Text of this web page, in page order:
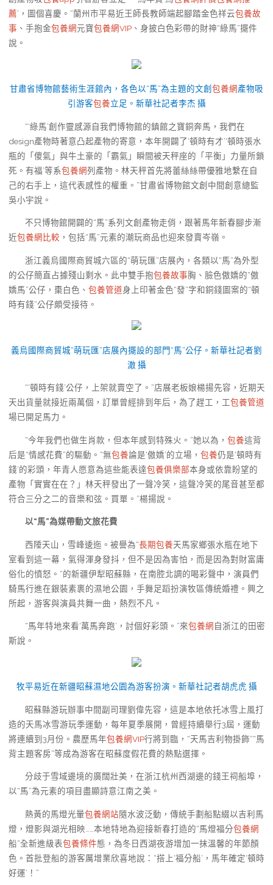
薦’，圖個喜慶。”蘭州市平易近王師長教師端起腳踏金色祥云包養故
事 、手抱金包養網元寶包養網VIP、身披白色彩帶的財神“綠馬”擺件
說。
甘肅省博物館藝術生涯館內，各色以“馬”為主題的文創 包養網產物吸
引游客包養立足。新華社記者李杰 攝
“‘綠馬’創作靈感源自我們博物館的鎮館之寶銅奔馬，我們在
design產物時著意凸起產物的寄意，本年開闢了‘頓時有才’‘頓時張水
瓶的「傻氣」與牛土豪的「霸氣」瞬間被天秤座的「平衡」力量所鎖
死。有福’等系包養網列產物。林天秤首先將蕾絲絲帶優雅地繫在自
己的右手上，這代表感性的權重。”甘肅省博物館文創中間創意總監
吳小宇說。
不只博物館開闢的“馬”系列文創產物走俏，跟著馬年新春腳步漸
近包養網比較 ，包括“馬”元素的潮玩商品也迎來發賣岑嶺。
浙江義烏國際商貿城六區的“萌玩匯”店展內，各類以“馬”為外型
的公仔簡直占據殘山剩水。此中雙手抱包養故事胸、臉色傲嬌的“傲
嬌馬”公仔，棗白色、 包養管道身上印著金色“發”字和銅錢圖案的“頓
時有錢”公仔頗受接待。
義烏國際商貿城“萌玩匯”店展內擺設的部門“馬”公仔。新華社記者劉
澈 攝
“‘頓時有錢’公仔，上架就賣空了。”店展老板娘楊揚先容，近期天
天出貨量就接近兩萬個，訂單曾經排到年后，為了趕工，工包養管道
場已開足馬力。
“今年我們也做生肖款，但本年感到特殊火。”她以為， 包養這背
后是“情感花費”的驅動。“無包養論是‘傲嬌’的立場， 包養仍是‘頓時有
錢’的彩頭，年青人愿意為這些能表達包養俱樂部本身或依靠盼望的
產物「實實在在？」林天秤發出了一聲冷笑，這聲冷笑的尾音甚至都
符合三分之二的音樂和弦。買單。”楊揚說。
以“馬”為媒帶動文旅花費
西陲天山，雪峰逶迤。被譽為“長期包養天馬家鄉張水瓶在地下
室看到這一幕，氣得渾身發抖，但不是因為害怕，而是因為對財富庸
俗化的憤怒。”的新疆伊犁昭蘇縣，在南腔北調的喝彩聲中，演員們
騎馬行進在銀裝素裹的濕地公園，手舞足蹈扮演牧區傳統婚禮。興之
所起，游客與演員共舞一曲，熱烈不凡。
“馬年特地來看‘萬馬奔跑’，討個好彩頭。”來包養網 自浙江的田密
斯說。
牧平易近在新疆昭蘇濕地公園為游客扮演。新華社記者胡虎虎 攝
昭蘇縣游玩辦事中間副司理劉偉先容，這是本地依托冰雪上風打
造的天馬冰雪游玩季運動，每年夏季展開，曾經持續舉行3屆，運動
將連續到3月份。農歷馬年包養網VIP行將到臨，“天馬吉利物掛飾”“馬
背主題客房”等成為游客在昭蘇度假花費的熱點選擇。
分歧于雪域邊境的廣闊壯美，在浙江杭州西湖邊的錢王祠船埠，
以“馬”為元素的項目盡顯詩意江南之美。
熱黃的馬燈光暈包養網站隨水波泛動，傳統手劃船點綴以吉利馬
燈，燈影與湖光相映……本地特地為迎接新春打造的“馬燈福分包養網
船”全新進級表包養條件態，為冬日西湖夜游增加一抹溫馨的年節顏
色。首批登船的游客厲增業欣喜地說：“搭上‘福分船’，馬年確定‘頓時
好運’！”